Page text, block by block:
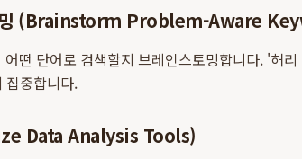
밍 (Brainstorm Problem-Aware
떤 단어로 검색할지 브레인스토밍합니다. '허
집중합니다.
Data Analysis Tools)